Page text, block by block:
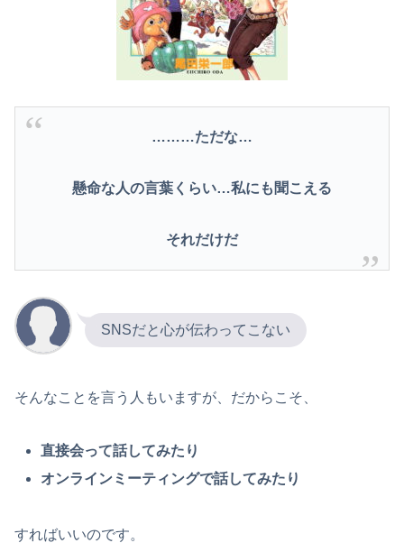
………ただな…
懸命な人の言葉くらい…私にも聞こえる
それだけだ
SNSだと心が伝わってこない
そんなことを言う人もいますが、だからこそ、
直接会って話してみたり
オンラインミーティングで話してみたり
すればいいのです。